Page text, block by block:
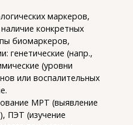
маркеров,
конкретных
биомаркеров,
генетические (напр.,
(уровни
или воспалительных
МРТ (выявление
ПЭТ (изучение